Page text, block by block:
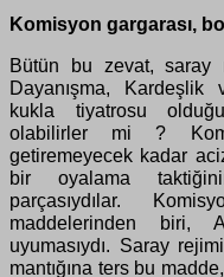
Komisyon gargarası,
Bütün bu zevat, saray
Dayanışma, Kardeşlik
kukla tiyatrosu
olabilirler mi ?
getiremeyecek kadar
bir oyalama
parçasıydılar.
maddelerinden biri,
uyumasıydı. Saray
mantığına ters bu